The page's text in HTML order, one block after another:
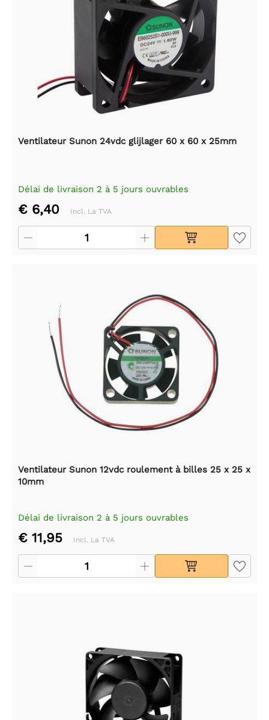
Ventilateur Sunon 24vdc glijlager 60 x 60 x 25mm
Délai de livraison 2 à 5 jours ouvrables
€ 6,40 Incl. La TVA
Ventilateur Sunon 12vdc roulement à billes 25 x 25 x
10mm
Délai de livraison 2 à 5 jours ouvrables
€ 11,95 Incl. La TVA